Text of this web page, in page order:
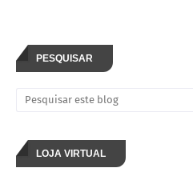
PESQUISAR
LOJA VIRTUAL